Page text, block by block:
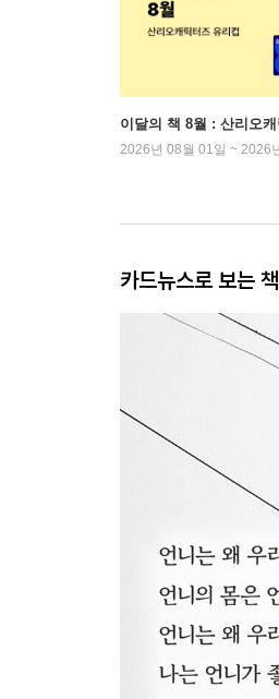
이달의 책 8월 : 산리오
2026년 08월 01일 ~ 2026
카드뉴스로 보는 책